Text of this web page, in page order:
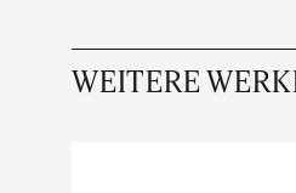
WEITERE